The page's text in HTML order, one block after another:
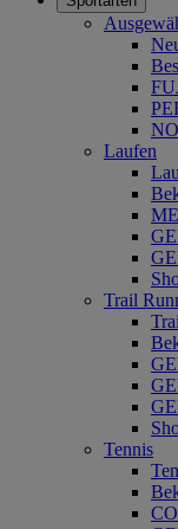
Laufen
Trail
Tennis